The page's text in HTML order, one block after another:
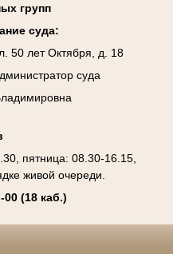
групп
суда:
50 лет Октября, д. 18
суда
пятница: 08.30-16.15,
живой очереди.
00 (18 каб.)